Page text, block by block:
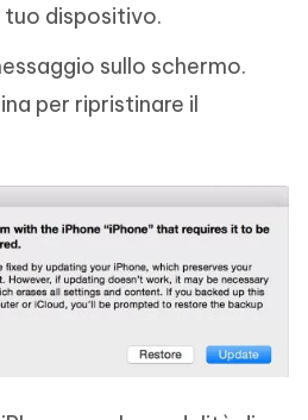
tuo dispositivo.
sullo schermo.
per ripristinare il